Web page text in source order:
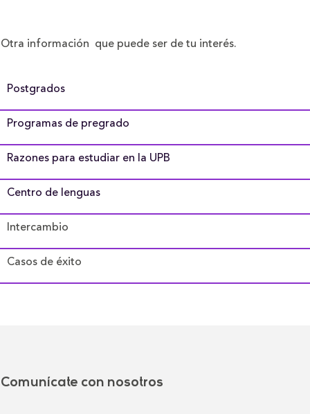
Otra información que puede ser de tu interés.
Postgrados
Programas de pregrado
Razones para estudiar en la UPB
Centro de lenguas
Intercambio
Casos de éxito
Comunícate con nosotros